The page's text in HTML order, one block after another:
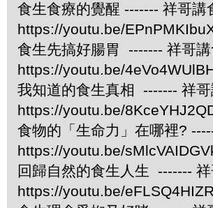
食生食療的覺醒 ------- 祥哥講
https://youtu.be/
食生先搞好腸胃 ------- 祥哥
https://youtu.be/
我知道的食生真相 ------- 祥
https://youtu.be/
食物的「生命力」在哪裡?
https://youtu.be/
回歸自然的食生人生 -------
https://youtu.be/